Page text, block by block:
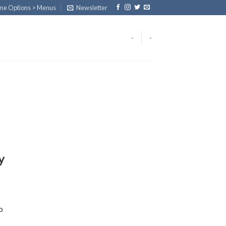
Options > Menus Newsletter
- -